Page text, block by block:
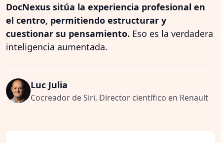
DocNexus sitúa la experiencia profesional en
el centro, permitiendo estructurar y
cuestionar su pensamiento. Eso es la verdadera
inteligencia aumentada.
Luc Julia
Cocreador de Siri, Director científico en Renault